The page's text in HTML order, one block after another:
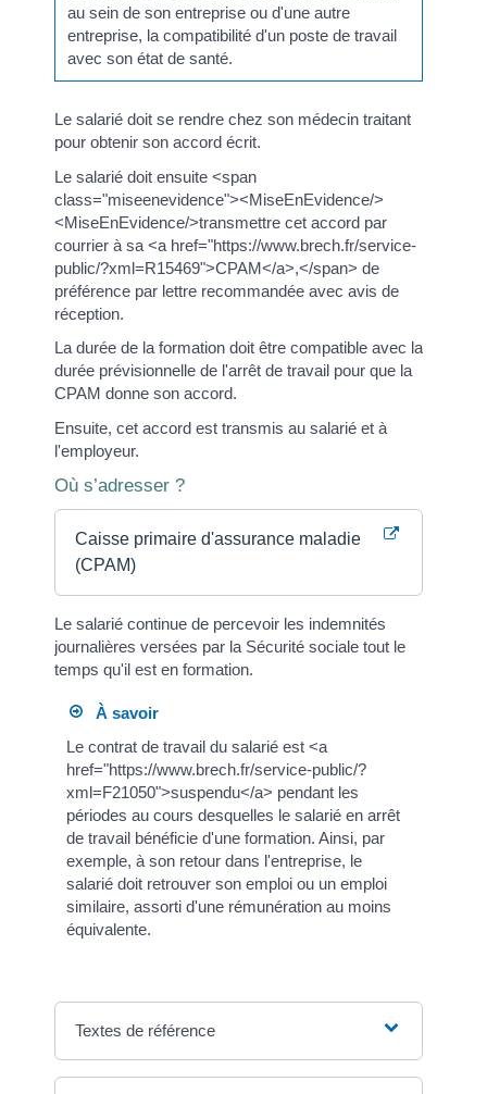
au sein de son entreprise ou d'une autre
entreprise, la compatibilité d'un poste de travail
avec son état de santé.
Le salarié doit se rendre chez son médecin traitant
pour obtenir son accord écrit.
Le salarié doit ensuite <span
class="miseenevidence"><MiseEnEvidence/>
<MiseEnEvidence/>transmettre cet accord par
courrier à sa <a href="https://www.brech.fr/service-
public/?xml=R15469">CPAM</a>,</span> de
préférence par lettre recommandée avec avis de
réception.
La durée de la formation doit être compatible avec la
durée prévisionnelle de l'arrêt de travail pour que la
CPAM donne son accord.
Ensuite, cet accord est transmis au salarié et à
l'employeur.
Où s’adresser ?
Caisse primaire d'assurance maladie
(CPAM)
Le salarié continue de percevoir les indemnités
journalières versées par la Sécurité sociale tout le
temps qu'il est en formation.
À savoir
Le contrat de travail du salarié est <a
href="https://www.brech.fr/service-public/?
xml=F21050">suspendu</a> pendant les
périodes au cours desquelles le salarié en arrêt
de travail bénéficie d'une formation. Ainsi, par
exemple, à son retour dans l'entreprise, le
salarié doit retrouver son emploi ou un emploi
similaire, assorti d'une rémunération au moins
équivalente.
Textes de référence